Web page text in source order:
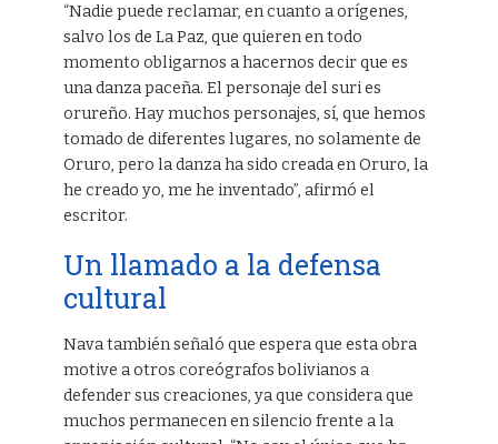
“Nadie puede reclamar, en cuanto a orígenes,
salvo los de La Paz, que quieren en todo
momento obligarnos a hacernos decir que es
una danza paceña. El personaje del suri es
orureño. Hay muchos personajes, sí, que hemos
tomado de diferentes lugares, no solamente de
Oruro, pero la danza ha sido creada en Oruro, la
he creado yo, me he inventado”, afirmó el
escritor.
Un llamado a la defensa
cultural
Nava también señaló que espera que esta obra
motive a otros coreógrafos bolivianos a
defender sus creaciones, ya que considera que
muchos permanecen en silencio frente a la